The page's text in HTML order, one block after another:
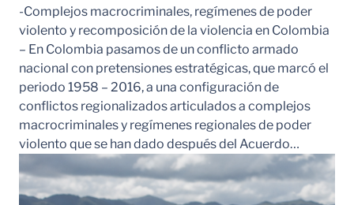
-Complejos macrocriminales, regímenes de poder
violento y recomposición de la violencia en Colombia
– En Colombia pasamos de un conflicto armado
nacional con pretensiones estratégicas, que marcó el
periodo 1958 – 2016, a una configuración de
conflictos regionalizados articulados a complejos
macrocriminales y regímenes regionales de poder
violento que se han dado después del Acuerdo…